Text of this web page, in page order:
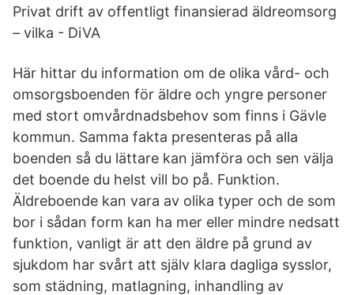
Privat drift av offentligt finansierad äldreomsorg
– vilka - DiVA
Här hittar du information om de olika vård- och
omsorgsboenden för äldre och yngre personer
med stort omvårdnadsbehov som finns i Gävle
kommun. Samma fakta presenteras på alla
boenden så du lättare kan jämföra och sen välja
det boende du helst vill bo på. Funktion.
Äldreboende kan vara av olika typer och de som
bor i sådan form kan ha mer eller mindre nedsatt
funktion, vanligt är att den äldre på grund av
sjukdom har svårt att själv klara dagliga sysslor,
som städning, matlagning, inhandling av